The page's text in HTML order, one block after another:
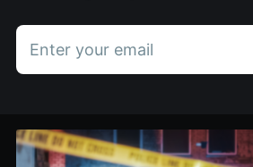
Enter your email